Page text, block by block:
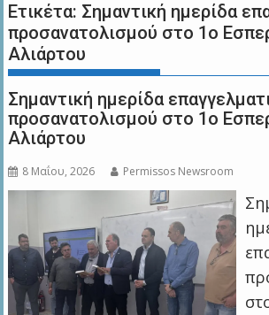
Ετικέτα: Σημαντική ημερίδα
προσανατολισμού στο 1ο
Αλιάρτου
Σημαντική ημερίδα
προσανατολισμού στο 1ο
Αλιάρτου
8 Μαΐου, 2026 Permissos Newsroom